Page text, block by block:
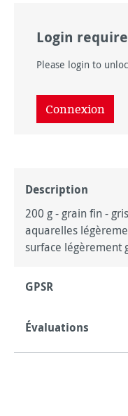
Login
Please login to
Connexion
Description
200 g - grain fin -
aquarelles
surface légèrement
GPSR
Évaluations